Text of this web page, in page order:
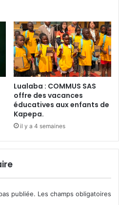
Lualaba : COMMUS SAS
offre des vacances
éducatives aux enfants de
Kapepa.
il y a 4 semaines
publiée. Les champs obligatoires